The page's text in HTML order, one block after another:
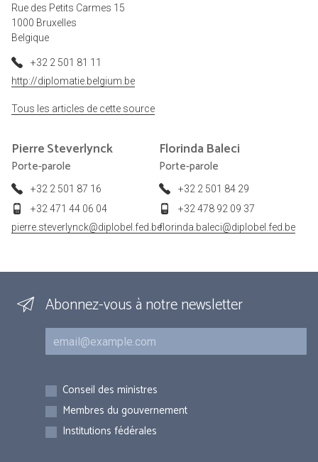
Rue des Petits Carmes 15
1000 Bruxelles
Belgique
+32 2 501 81 11
http://diplomatie.belgium.be
Tous les articles de cette source
PierreSteverlynck
Porte-parole
+32 2 501 87 16
+32 471 44 06 04
pierre.steverlynck@diplobel.fed.be
Florinda Baleci
Porte-parole
+32 2 501 84 29
+32 478 92 09 37
florinda.baleci@diplobel.fed.be
Abonnez-vous à notre newsletter
Courriel
Inscriptions
Conseil des ministres
Membres du gouvernement
Institutions fédérales